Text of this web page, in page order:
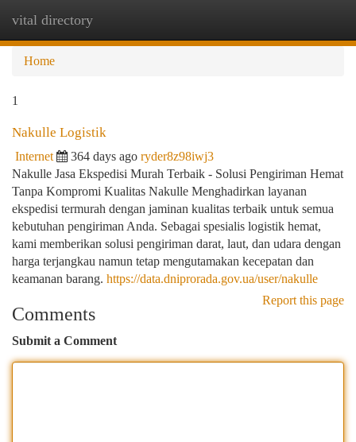
vital directory
Home
1
Nakulle Logistik
Internet 364 days ago ryder8z98iwj3
Nakulle Jasa Ekspedisi Murah Terbaik - Solusi Pengiriman Hemat
Tanpa Kompromi Kualitas Nakulle Menghadirkan layanan
ekspedisi termurah dengan jaminan kualitas terbaik untuk semua
kebutuhan pengiriman Anda. Sebagai spesialis logistik hemat,
kami memberikan solusi pengiriman darat, laut, dan udara dengan
harga terjangkau namun tetap mengutamakan kecepatan dan
keamanan barang. https://data.dniprorada.gov.ua/user/nakulle
Report this page
Comments
Submit a Comment